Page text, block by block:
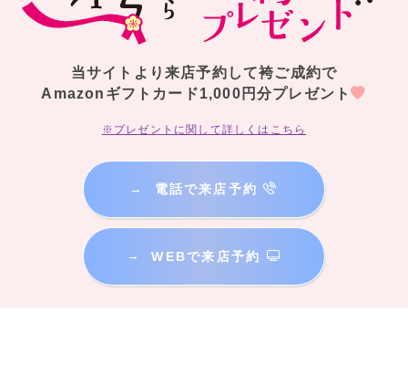
当サイトより来店予約して袴ご成約で
Amazonギフトカード1,000円分プレゼント
※プレゼントに関して詳しくはこちら
→ 電話で来店予約
→ WEBで来店予約